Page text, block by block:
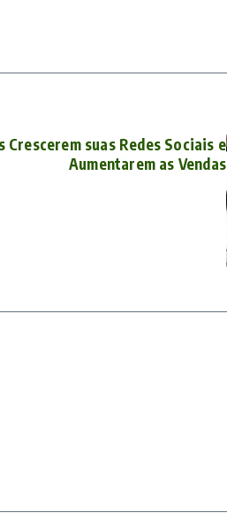
suas Redes Sociais e
Aumentarem as Vendas